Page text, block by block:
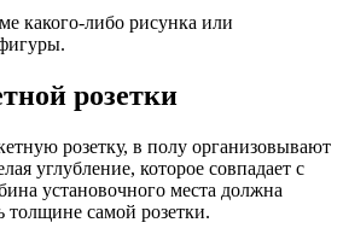
какого-либо рисунка или
розетки
розетку, в полу организовывают
углубление, которое совпадает с
установочного места должна
толщине самой розетки.